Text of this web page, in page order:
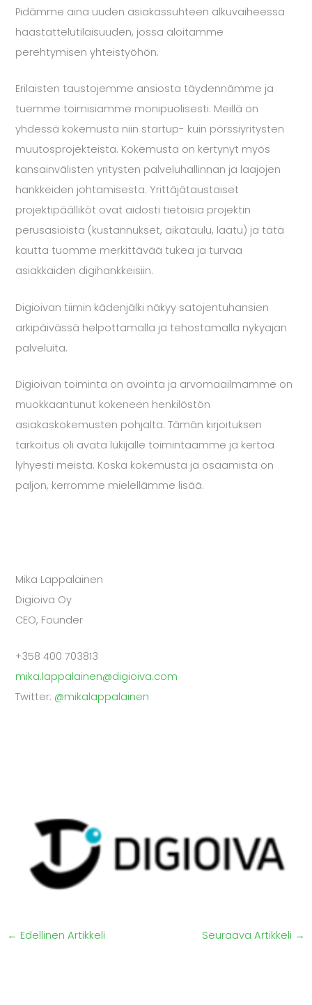
Pidämme aina uuden asiakassuhteen alkuvaiheessa
haastattelutilaisuuden, jossa aloitamme
perehtymisen yhteistyöhön.
Erilaisten taustojemme ansiosta täydennämme ja
tuemme toimisiamme monipuolisesti. Meillä on
yhdessä kokemusta niin startup- kuin pörssiyritysten
muutosprojekteista. Kokemusta on kertynyt myös
kansainvälisten yritysten palveluhallinnan ja laajojen
hankkeiden johtamisesta. Yrittäjätaustaiset
projektipäälliköt ovat aidosti tietoisia projektin
perusasioista (kustannukset, aikataulu, laatu) ja tätä
kautta tuomme merkittävää tukea ja turvaa
asiakkaiden digihankkeisiin.
Digioivan tiimin kädenjälki näkyy satojentuhansien
arkipäivässä helpottamalla ja tehostamalla nykyajan
palveluita.
Digioivan toiminta on avointa ja arvomaailmamme on
muokkaantunut kokeneen henkilöstön
asiakaskokemusten pohjalta. Tämän kirjoituksen
tarkoitus oli avata lukijalle toimintaamme ja kertoa
lyhyesti meistä. Koska kokemusta ja osaamista on
paljon, kerromme mielellämme lisää.
Mika Lappalainen
Digioiva Oy
CEO, Founder
+358 400 703813
mika.lappalainen@digioiva.com
Twitter: @mikalappalainen
← Edellinen Artikkeli Seuraava Artikkeli →